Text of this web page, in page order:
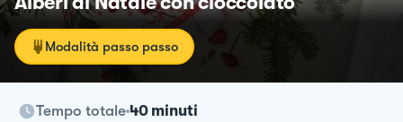
Modalità passo passo
Tempo totale 40 minuti